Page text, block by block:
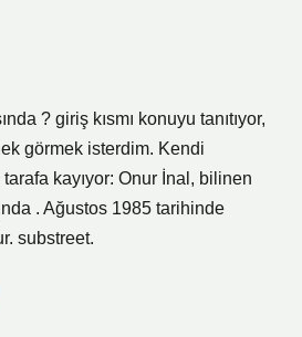
? giriş kısmı konuyu tanıtıyor,
görmek isterdim. Kendi
kayıyor: Onur İnal, bilinen
. Ağustos 1985 tarihinde
substreet.